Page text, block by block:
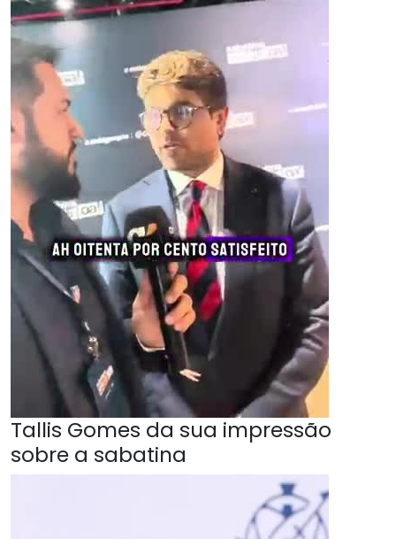
Tallis Gomes da sua impressão
sobre a sabatina